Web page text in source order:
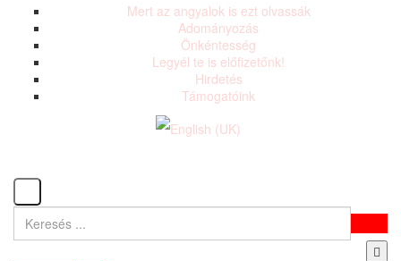
Mert az angyalok is ezt olvassák
Adományozás
Önkéntesség
Legyél te is előfizetőnk!
Hirdetés
Támogatóink